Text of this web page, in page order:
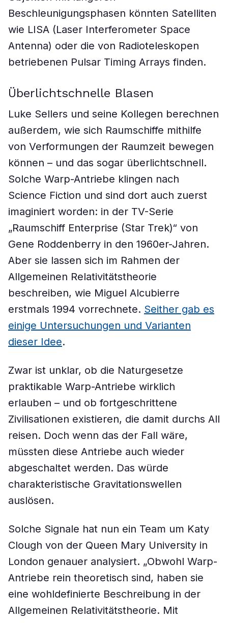
Beschleunigungsphasen könnten Satelliten
wie LISA (Laser Interferometer Space
Antenna) oder die von Radioteleskopen
betriebenen Pulsar Timing Arrays finden.
Überlichtschnelle Blasen
Luke Sellers und seine Kollegen berechnen
außerdem, wie sich Raumschiffe mithilfe
von Verformungen der Raumzeit bewegen
können – und das sogar überlichtschnell.
Solche Warp-Antriebe klingen nach
Science Fiction und sind dort auch zuerst
imaginiert worden: in der TV-Serie
„Raumschiff Enterprise (Star Trek)“ von
Gene Roddenberry in den 1960er-Jahren.
Aber sie lassen sich im Rahmen der
Allgemeinen Relativitätstheorie
beschreiben, wie Miguel Alcubierre
erstmals 1994 vorrechnete. Seither gab es
einige Untersuchungen und Varianten
dieser Idee.
Zwar ist unklar, ob die Naturgesetze
praktikable Warp-Antriebe wirklich
erlauben – und ob fortgeschrittene
Zivilisationen existieren, die damit durchs All
reisen. Doch wenn das der Fall wäre,
müssten diese Antriebe auch wieder
abgeschaltet werden. Das würde
charakteristische Gravitationswellen
auslösen.
Solche Signale hat nun ein Team um Katy
Clough von der Queen Mary University in
London genauer analysiert. „Obwohl Warp-
Antriebe rein theoretisch sind, haben sie
eine wohldefinierte Beschreibung in der
Allgemeinen Relativitätstheorie. Mit